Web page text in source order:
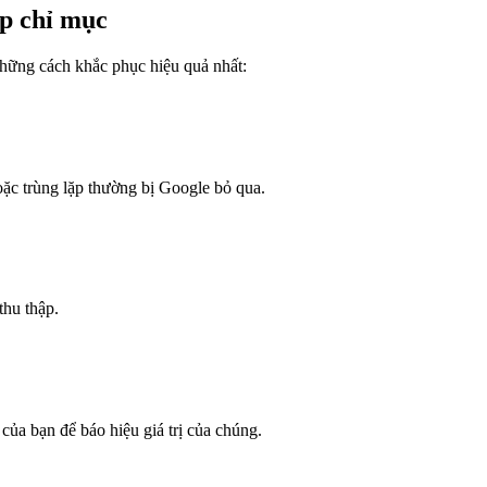
chỉ mục
cách khắc phục hiệu quả nhất:
trùng lặp thường bị Google bỏ qua.
thập.
bạn để báo hiệu giá trị của chúng.